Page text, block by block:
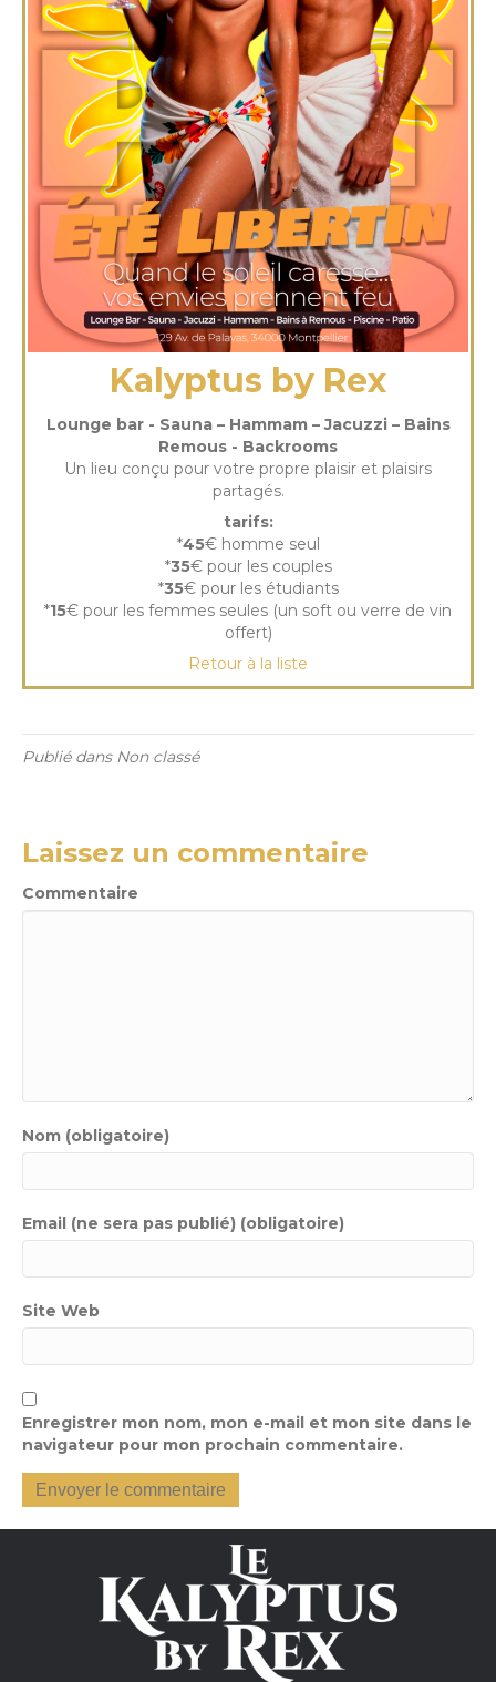
Kalyptus by Rex
Lounge bar - Sauna – Hammam – Jacuzzi – Bains
Remous - Backrooms
Un lieu conçu pour votre propre plaisir et plaisirs
partagés.
tarifs:
*45€ homme seul
*35€ pour les couples
*35€ pour les étudiants
*15€ pour les femmes seules (un soft ou verre de vin
offert)
Retour à la liste
Publié dans Non classé
Laissez un commentaire
Commentaire
Nom (obligatoire)
Email (ne sera pas publié) (obligatoire)
Site Web
Enregistrer mon nom, mon e-mail et mon site dans le
navigateur pour mon prochain commentaire.